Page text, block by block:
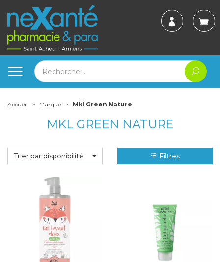
Accueil Marque Mkl Green Nature
MKL GREEN NATURE
Trier par disponibilité Filtres